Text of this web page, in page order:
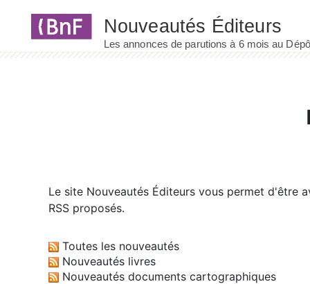
Le site Nouveautés Éditeurs vous permet d'être
RSS proposés.
Toutes les nouveautés
Nouveautés livres
Nouveautés documents cartographiques